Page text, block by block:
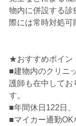
物内に併設する診
際には常時対処可
★おすすめポイ
■建物内のクリニ
護師も在中してお
す。
■年間休日122日
■マイカー通勤